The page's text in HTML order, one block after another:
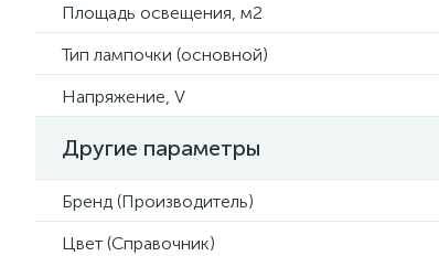
Площадь освещения, м2
Тип лампочки (основной)
Напряжение, V
Другие параметры
Бренд (Производитель)
Цвет (Справочник)